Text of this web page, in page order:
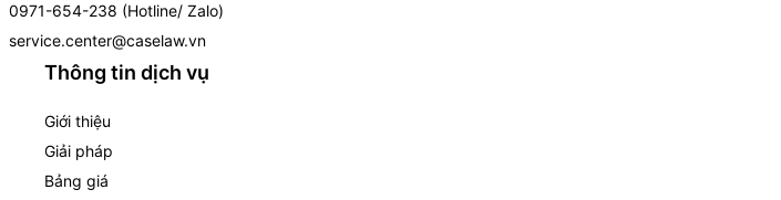
0971-654-238 (Hotline/ Zalo)
service.center@caselaw.vn
Thông tin dịch vụ
Giới thiệu
Giải pháp
Bảng giá